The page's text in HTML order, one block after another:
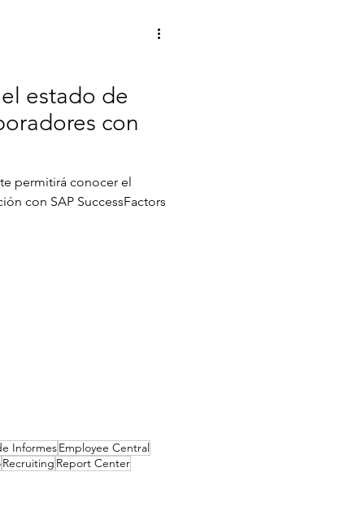
estado de
con
permitirá conocer el
con SAP SuccessFactors
InformesEmployee Central
Recruiting Report Center